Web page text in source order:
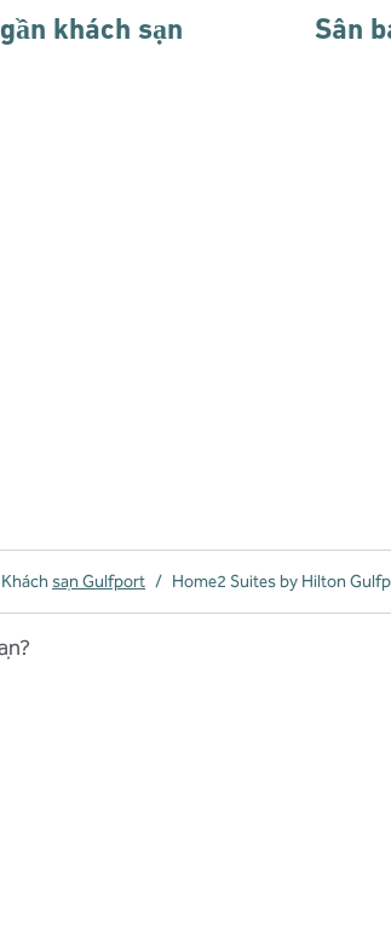
khách sạn Sân
Khách sạn Gulfport / Home2 Suites by Hilton